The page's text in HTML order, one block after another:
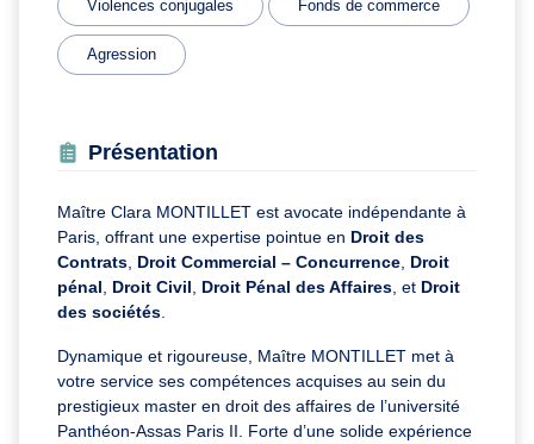
Violences conjugales Fonds de commerce
Agression
Présentation
Maître Clara MONTILLET est avocate indépendante à
Paris, offrant une expertise pointue en Droit des
Contrats Droit Commercial – Concurrence Droit
pénal
Droit Civil Droit Pénal des Affaires , et Droit
des sociétés
Dynamique et rigoureuse, Maître MONTILLET met à
votre service ses compétences acquises au sein du
prestigieux master en droit des affaires de l’université
Panthéon-Assas Paris II. Forte d’une solide expérience